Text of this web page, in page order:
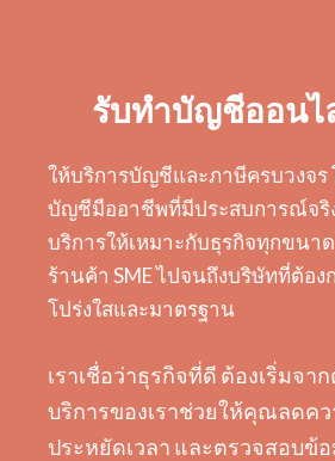
รับทำบัญชีออนไ
ให้บริการบัญชีและภาษีครบวงจร
บัญชีมืออาชีพที่มีประสบการณ์จริ
บริการให้เหมาะกับธุรกิจทุกขนา
ร้านค้า SME ไปจนถึงบริษัทที่ต้อ
โปร่งใสและมาตรฐาน
เราเชื่อว่าธุรกิจที่ดี ต้องเริ่มจา
บริการของเราช่วยให้คุณลดค
ประหยัดเวลา และตรวจสอบข้